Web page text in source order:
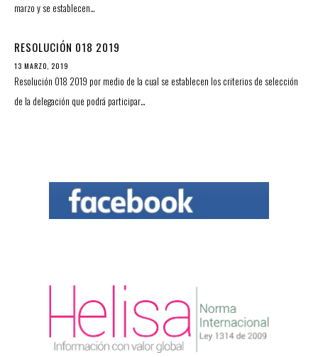
marzo y se establecen…
RESOLUCIÓN 018 2019
13 MARZO, 2019
Resolución 018 2019 por medio de la cual se establecen los criterios de selección
de la delegación que podrá participar…